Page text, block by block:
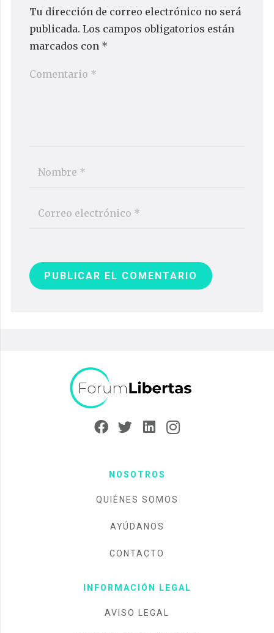
Tu dirección de correo electrónico no será
publicada. Los campos obligatorios están
marcados con *
PUBLICAR EL COMENTARIO
NOSOTROS
QUIÉNES SOMOS
AYÚDANOS
CONTACTO
INFORMACIÓN LEGAL
AVISO LEGAL